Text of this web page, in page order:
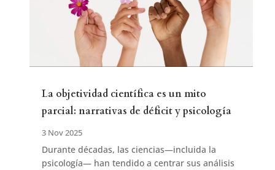
La objetividad científica es un mito
parcial: narrativas de déficit y psicología
3 Nov 2025
Durante décadas, las ciencias—incluida la
psicología— han tendido a centrar sus análisis